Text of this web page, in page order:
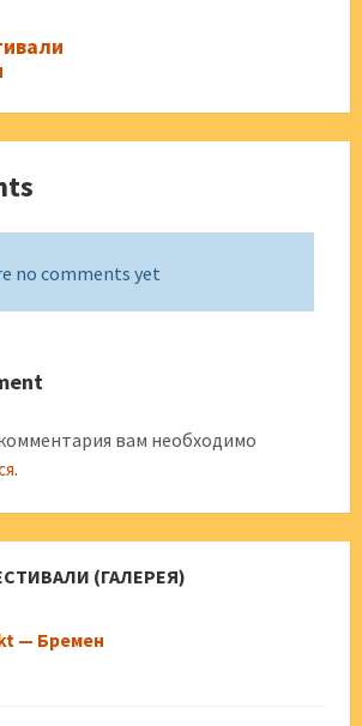
no comments yet
вам необходимо
.
(ГАЛЕРЕЯ)
— Бремен